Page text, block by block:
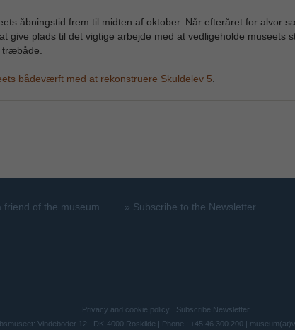
åbningstid frem til midten af oktober. Når efteråret for alvor
plads til det vigtige arbejde med at vedligeholde museets
bådeværft med at rekonstruere Skuldelev 5
friend of the museum » Subscribe to the Newsletter
Privacy and cookie policy
Subscribe Newsletter
Vindeboder 12 . DK-4000 Roskilde | Phone.: +45 46 300 200 |